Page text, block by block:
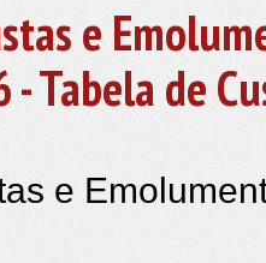
e
Tabela de
e